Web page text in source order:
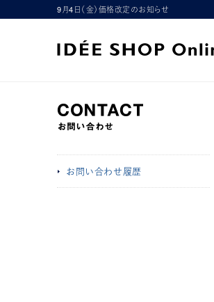
9月4日（金）価格改定のお知らせ
お問い合わせ履歴